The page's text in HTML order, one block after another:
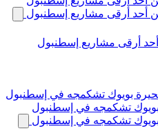
أرقى مشاريع إسطنبول